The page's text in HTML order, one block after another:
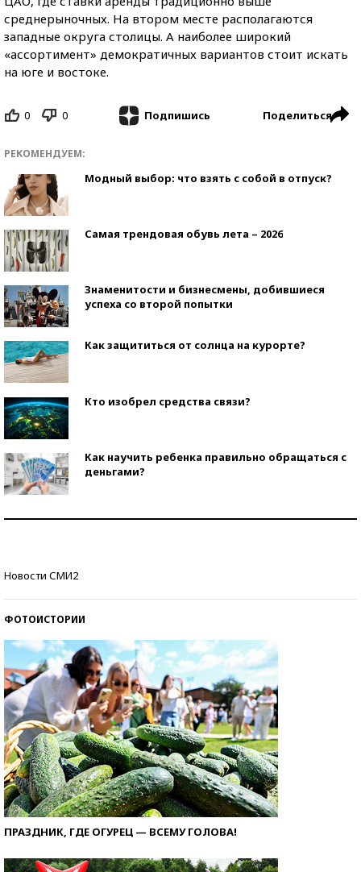
среднерыночных. На втором месте располагаются
западные округа столицы. А наиболее широкий
«ассортимент» демократичных вариантов стоит искать
на юге и востоке.
0 0 Подпишись Поделиться
РЕКОМЕНДУЕМ:
Модный выбор: что взять с собой в отпуск?
Самая трендовая обувь лета – 2026
Знаменитости и бизнесмены, добившиеся
успеха со второй попытки
Как защититься от солнца на курорте?
Кто изобрел средства связи?
Как научить ребенка правильно обращаться с
деньгами?
Новости СМИ2
ФОТОИСТОРИИ
ПРАЗДНИК, ГДЕ ОГУРЕЦ — ВСЕМУ ГОЛОВА!